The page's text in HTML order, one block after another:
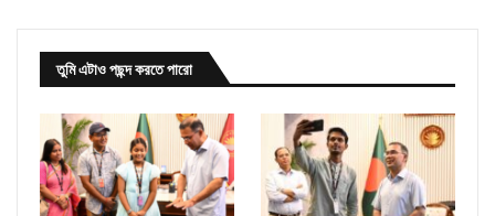
তুমি এটাও পছন্দ করতে পারো